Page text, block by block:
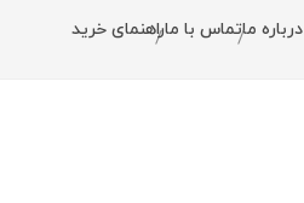
درباره ما/تماس با ما/
راهنمای خرید